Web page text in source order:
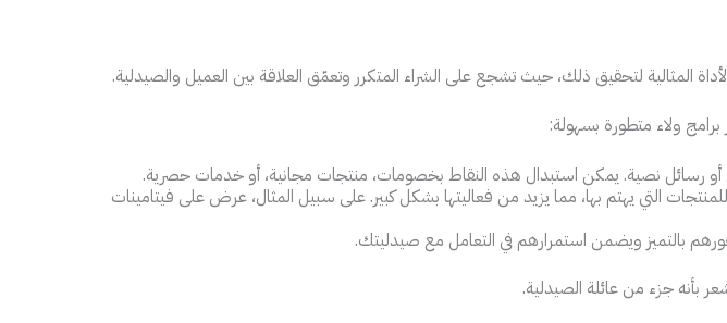
المثالية لتحقيق ذلك، حيث تشجع على الشراء المتكرر وتعمّق العلاقة بين العميل والصيدلية.
برامج ولاء متطورة بسهولة:
أو رسائل نصية. يمكن استبدال هذه النقاط بخصومات، منتجات مجانية، أو خدمات حصرية.
التي يهتم بها، مما يزيد من فعاليتها بشكل كبير. على سبيل المثال، عرض على فيتامينات
بالتميز ويضمن استمرارهم في التعامل مع صيدليتك.
بأنه جزء من عائلة الصيدلية.